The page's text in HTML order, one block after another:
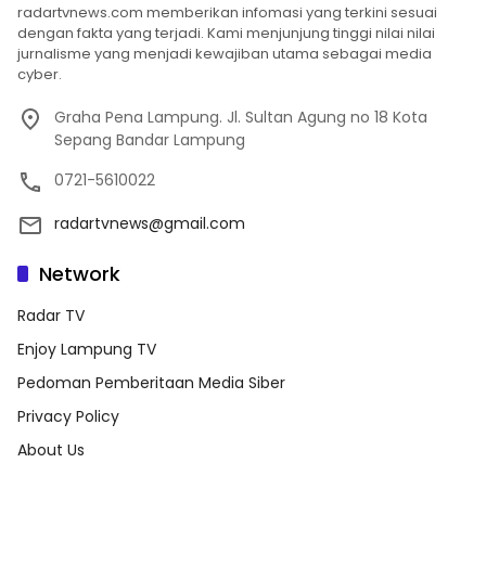
radartvnews.com memberikan infomasi yang terkini sesuai
dengan fakta yang terjadi. Kami menjunjung tinggi nilai nilai
jurnalisme yang menjadi kewajiban utama sebagai media
cyber.
Graha Pena Lampung. Jl. Sultan Agung no 18 Kota
Sepang Bandar Lampung
0721-5610022
radartvnews@gmail.com
Network
Radar TV
Enjoy Lampung TV
Pedoman Pemberitaan Media Siber
Privacy Policy
About Us